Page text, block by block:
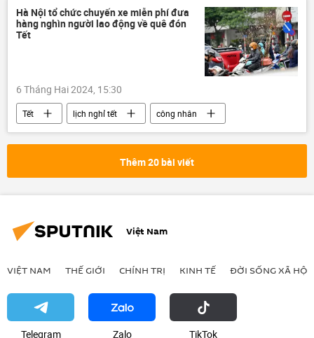
Thế giới
Video Xã hội
Hà Nội tổ chức chuyến xe miễn phí đưa
hàng nghìn người lao động về quê đón
Tết
6 Tháng Hai 2024, 15:30
Tết lịch nghỉ tết
công nhân
người lao động
thông tin
Hà Nội
Thêm 20 bài viết
Việt Nam
VIỆT NAM THẾ GIỚI CHÍNH TRỊ KINH TẾ ĐỜI SỐNG XÃ HỘI
Telegram Zalo ТikТоk